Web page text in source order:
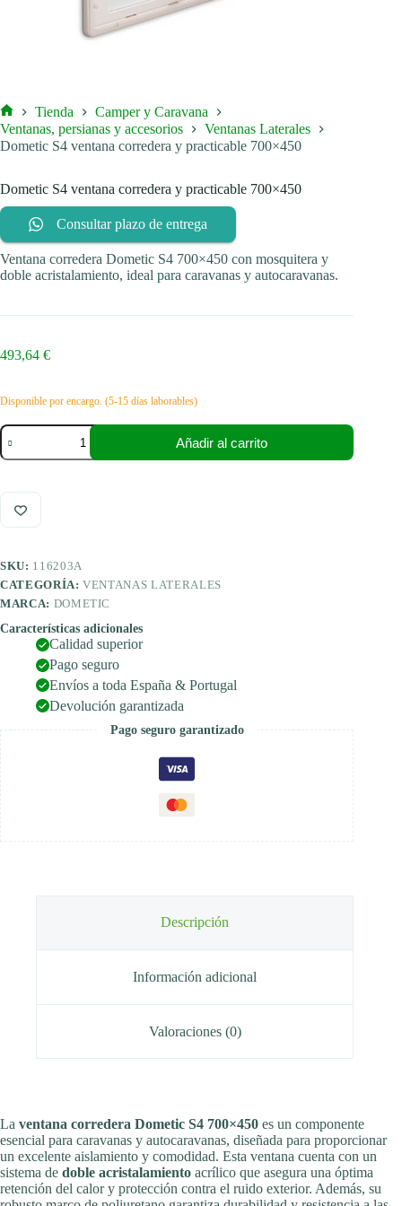
Inicio
Tienda
Camper y Caravana
Ventanas, persianas y accesorios
Ventanas Laterales
Dometic S4 ventana corredera y practicable 700×450
Dometic S4 ventana corredera y practicable 700×450
Consultar plazo de entrega
Ventana corredera Dometic S4 700×450 con mosquitera y
doble acristalamiento, ideal para caravanas y autocaravanas.
493,64 €
Disponible por encargo. (5-15 días laborables)
Dometic
S4
ventana
y
practicable
700x450
Añadir al carrito
SKU: 116203A
CATEGORÍA:VENTANAS LATERALES
MARCA: DOMETIC
Características adicionales
Calidad superior
Pago seguro
Envíos a toda España & Portugal
Devolución garantizada
Pago seguro garantizado
Descripción
Información adicional
Valoraciones (0)
La ventana corredera Dometic S4 700×450 es un componente
esencial para caravanas y autocaravanas, diseñada para proporcionar
un excelente aislamiento y comodidad. Esta ventana cuenta con un
sistema de doble acristalamiento acrílico que asegura una óptima
retención del calor y protección contra el ruido exterior. Además, su